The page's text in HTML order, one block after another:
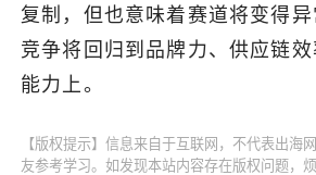
复制，但也意味着赛道将变得
竞争将回归到品牌力、供应链
能力上。
【版权提示】信息来自于互联网，不代表出海
友参考学习。如发现本站内容存在版权问题，